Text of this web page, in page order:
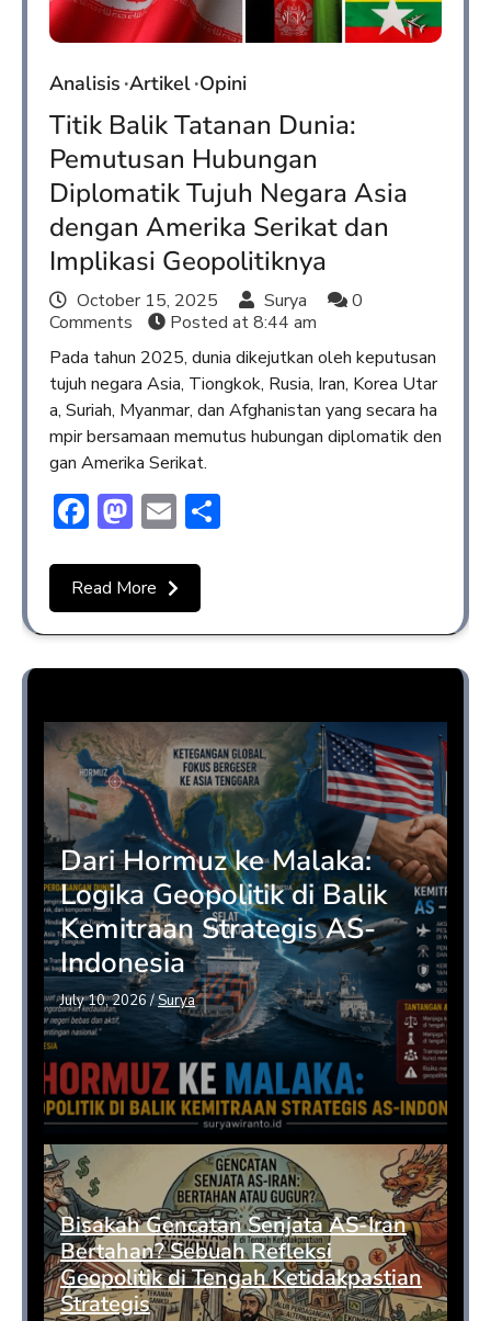
Analisis Artikel Opini
Titik Balik Tatanan Dunia:
Pemutusan Hubungan
Diplomatik Tujuh Negara Asia
dengan Amerika Serikat dan
Implikasi Geopolitiknya
October 15, 2025 Surya
0
Comments
Posted at8:44 am
Pada tahun 2025, dunia dikejutkan oleh keputusan
tujuh negara Asia, Tiongkok, Rusia, Iran, Korea Utar
a, Suriah, Myanmar, dan Afghanistan yang secara ha
mpir bersamaan memutus hubungan diplomatik den
gan Amerika Serikat.
Facebook
Mastodon
Email
Read More
Dari Hormuz ke Malaka:
Logika Geopolitik di Balik
Kemitraan Strategis AS-
Indonesia
July 10, 2026/Surya
Bisakah Gencatan Senjata AS-Iran
Bertahan? Sebuah Refleksi
Geopolitik di Tengah Ketidakpastian
Strategis